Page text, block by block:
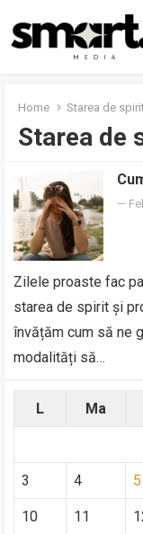
Home Starea de
Starea de
—
Zilele proaste fac
starea de spirit și
învățăm cum să ne
modalități să…
L Ma
3 4 5
10 11